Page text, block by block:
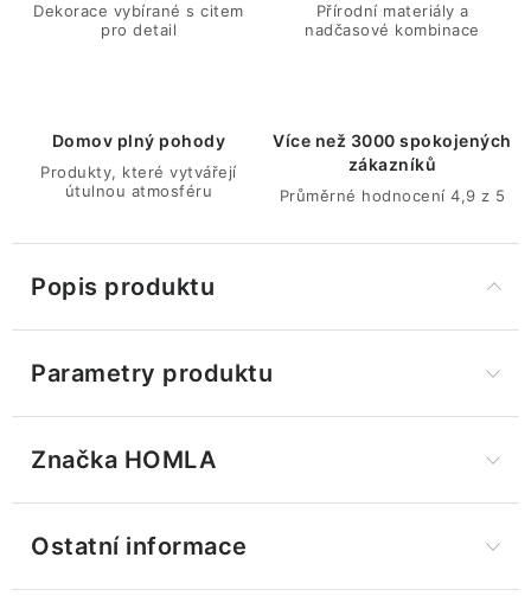
Dekorace vybírané s citem
pro detail
Přírodní materiály a
nadčasové kombinace
Domov plný pohody
Produkty, které vytvářejí
útulnou atmosféru
Více než 3000 spokojených
zákazníků
Průměrné hodnocení 4,9 z 5
Popis produktu
Parametry produktu
Značka HOMLA
Ostatní informace